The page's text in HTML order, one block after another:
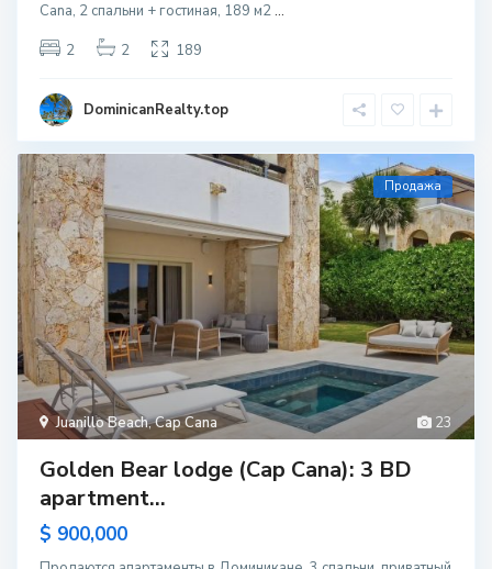
Cana, 2 спальни + гостиная, 189 м2...
2
2 189
DominicanRealty.top
23
Juanillo Beach,Cap Cana
Продажа
Golden Bear lodge (Cap Cana): 3 BD
apartment...
$ 900,000